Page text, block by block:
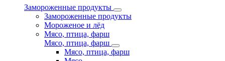
Замороженные продукты
Замороженные продукты
Мороженое и лёд
Мясо, птица, фарш
Мясо, птица, фарш
Мясо, птица, фарш